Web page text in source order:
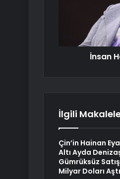
İnsan
İlgili
Çin’in Hainan
Altı Ayda
Gümrüksüz
Milyar Doları Aştı